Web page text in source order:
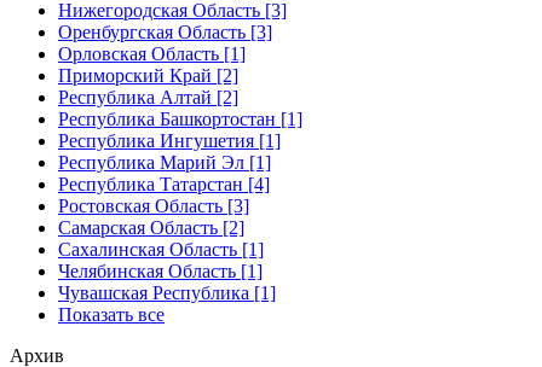
Нижегородская Область [3]
Оренбургская Область [3]
Орловская Область [1]
Приморский Край [2]
Республика Алтай [2]
Республика Башкортостан [1]
Республика Ингушетия [1]
Республика Марий Эл [1]
Республика Татарстан [4]
Ростовская Область [3]
Самарская Область [2]
Сахалинская Область [1]
Челябинская Область [1]
Чувашская Республика [1]
Показать все
Архив